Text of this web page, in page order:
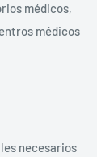
médicos,
médicos
necesarios